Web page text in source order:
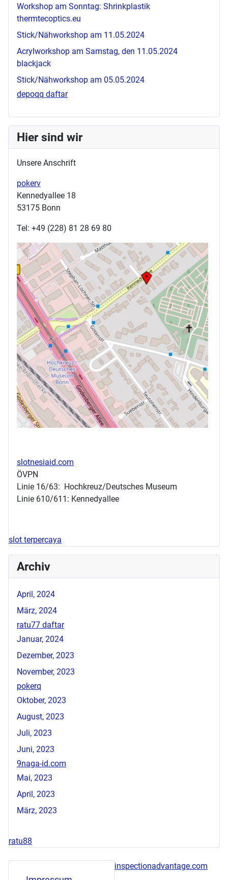
Workshop am Sonntag: Shrinkplastik
thermtecoptics.eu
Stick/Nähworkshop am 11.05.2024
Acrylworkshop am Samstag, den 11.05.2024
blackjack
Stick/Nähworkshop am 05.05.2024
depoqq daftar
Hier sind wir
Unsere Anschrift
pokerv
Kennedyallee 18
53175 Bonn
Tel: +49 (228) 81 28 69 80
slotnesiaid.com
ÖVPN
Linie 16/63: Hochkreuz/Deutsches Museum
Linie 610/611: Kennedyallee
slot terpercaya
Archiv
April, 2024
März, 2024
ratu77 daftar
Januar, 2024
Dezember, 2023
November, 2023
pokerq
Oktober, 2023
August, 2023
Juli, 2023
Juni, 2023
9naga-id.com
Mai, 2023
April, 2023
März, 2023
ratu88
inspectionadvantage.com